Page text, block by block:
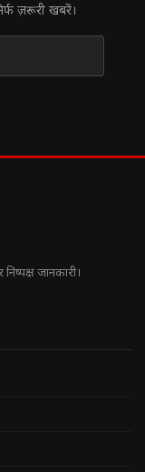
ज़रूरी खबरें।
जानकारी।